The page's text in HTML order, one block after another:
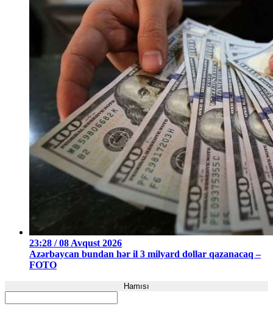
23:28 / 08 Avqust 2026
Azərbaycan bundan hər il 3 milyard dollar qazanacaq –
FOTO
Hamısı